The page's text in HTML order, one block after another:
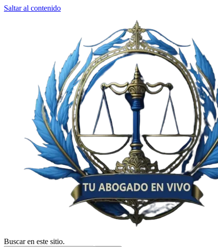
Saltar al contenido
Buscar en este sitio.